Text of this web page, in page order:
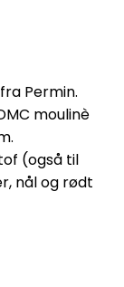
Permin.
moulinè
(også til
nål og rødt